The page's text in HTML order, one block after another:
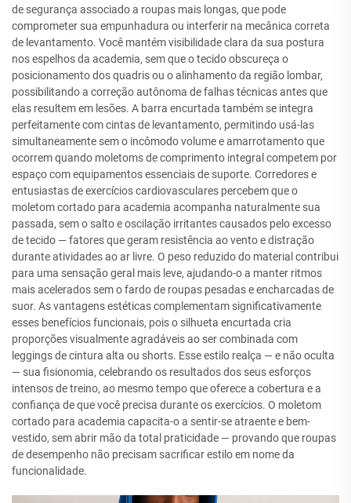
de segurança associado a roupas mais longas, que pode
comprometer sua empunhadura ou interferir na mecânica correta
de levantamento. Você mantém visibilidade clara da sua postura
nos espelhos da academia, sem que o tecido obscureça o
posicionamento dos quadris ou o alinhamento da região lombar,
possibilitando a correção autônoma de falhas técnicas antes que
elas resultem em lesões. A barra encurtada também se integra
perfeitamente com cintas de levantamento, permitindo usá-las
simultaneamente sem o incômodo volume e amarrotamento que
ocorrem quando moletoms de comprimento integral competem por
espaço com equipamentos essenciais de suporte. Corredores e
entusiastas de exercícios cardiovasculares percebem que o
moletom cortado para academia acompanha naturalmente sua
passada, sem o salto e oscilação irritantes causados pelo excesso
de tecido — fatores que geram resistência ao vento e distração
durante atividades ao ar livre. O peso reduzido do material contribui
para uma sensação geral mais leve, ajudando-o a manter ritmos
mais acelerados sem o fardo de roupas pesadas e encharcadas de
suor. As vantagens estéticas complementam significativamente
esses benefícios funcionais, pois o silhueta encurtada cria
proporções visualmente agradáveis ao ser combinada com
leggings de cintura alta ou shorts. Esse estilo realça — e não oculta
— sua fisionomia, celebrando os resultados dos seus esforços
intensos de treino, ao mesmo tempo que oferece a cobertura e a
confiança de que você precisa durante os exercícios. O moletom
cortado para academia capacita-o a sentir-se atraente e bem-
vestido, sem abrir mão da total praticidade — provando que roupas
de desempenho não precisam sacrificar estilo em nome da
funcionalidade.